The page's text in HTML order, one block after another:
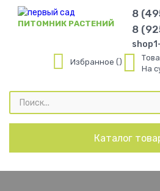
ПИТОМНИК РАСТЕНИЙ
8
8
Избранное
На
Поиск
товаров
Каталог